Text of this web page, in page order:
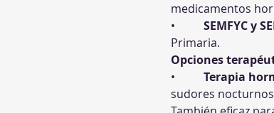
medicamentos
• SEMFYC y
Primaria.
Opciones
• Terapia
sudores